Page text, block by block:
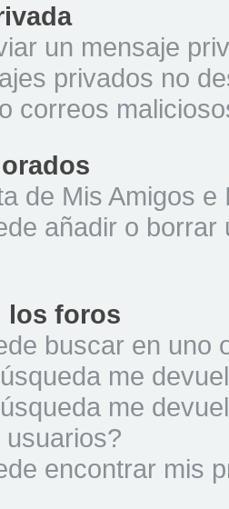
un mensaje
privados no
correos
de Mis Amigos e
añadir o
los foros
buscar en uno
me
me
encontrar mis